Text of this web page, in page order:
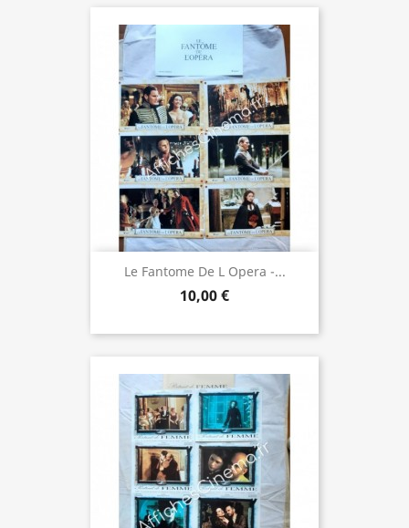
Le Fantome De L Opera -...
10,00 €